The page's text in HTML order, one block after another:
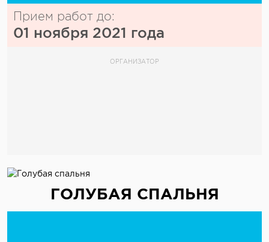
Прием работ до:
01 ноября 2021 года
ОРГАНИЗАТОР
ГОЛУБАЯ СПАЛЬНЯ